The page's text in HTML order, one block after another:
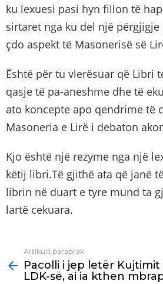
ku lexuesi pasi hyn fillon të
sirtaret nga ku del një
çdo aspekt të Masonerisë së
Është për tu vlerësuar që Libri
qasje të pa-aneshme dhe të
ato koncepte apo qendrime të
Masoneria e Lirë i debaton
Kjo është një rezyme nga një
këtij libri.Të gjithë ata që janë
librin në duart e tyre mund ta
lartë cekuara.
more
Artikulli paraprak
Pacolli i jep letër Kujtimit
LDK-së, ai ia kthen